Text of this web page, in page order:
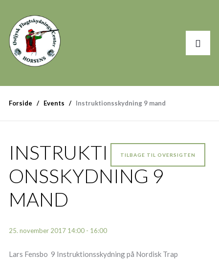
Forside Events Instruktionsskydning 9 mand
TILBAGE TIL OVERSIGTEN
INSTRUKTI
ONSSKYDNING 9
MAND
25. november 2017 14:00 - 16:00
Lars Fensbo 9 Instruktionsskydning på Nordisk Trap